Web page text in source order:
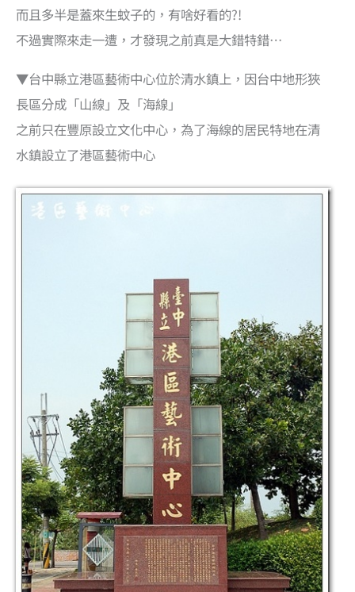
而且多半是蓋來生蚊子的，有啥好看的?!
不過實際來走一遭，才發現之前真是大錯特錯…
▼台中縣立港區藝術中心位於清水鎮上，因台中地形狹
長區分成「山線」及「海線」
之前只在豐原設立文化中心，為了海線的居民特地在清
水鎮設立了港區藝術中心